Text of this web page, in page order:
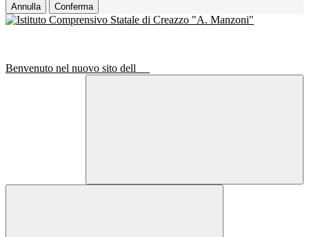
Annulla Conferma
Benvenuto nel nuovo sito dell